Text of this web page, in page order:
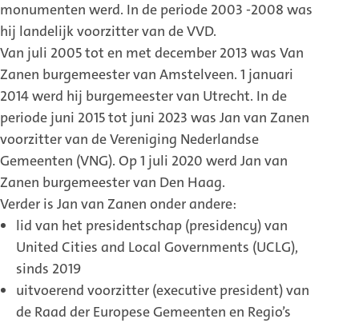
monumenten werd. In de periode 2003 -2008 was
hij landelijk voorzitter van de VVD.
Van juli 2005 tot en met december 2013 was Van
Zanen burgemeester van Amstelveen. 1 januari
2014 werd hij burgemeester van Utrecht. In de
periode juni 2015 tot juni 2023 was Jan van Zanen
voorzitter van de Vereniging Nederlandse
Gemeenten (VNG). Op 1 juli 2020 werd Jan van
Zanen burgemeester van Den Haag.
Verder is Jan van Zanen onder andere:
lid van het presidentschap (presidency) van
United Cities and Local Governments (UCLG),
sinds 2019
uitvoerend voorzitter (executive president) van
de Raad der Europese Gemeenten en Regio’s